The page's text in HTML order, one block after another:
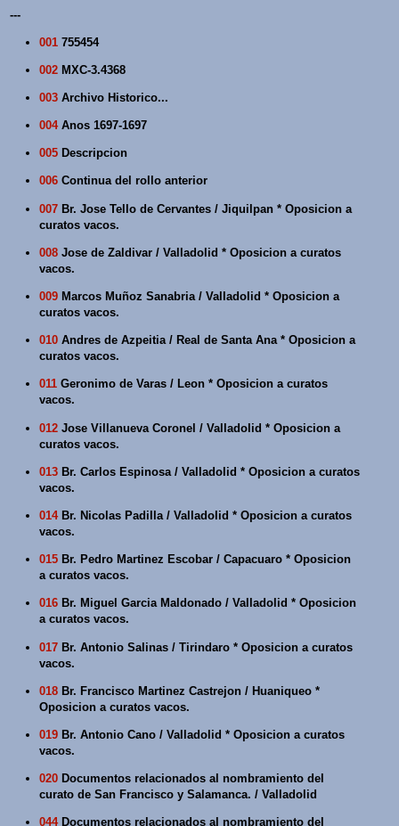
---
001 755454
002 MXC-3.4368
003 Archivo Historico...
004Anos 1697-1697
005 Descripcion
006 Continua del rollo anterior
007 Br. Jose Tello de Cervantes / Jiquilpan * Oposicion a
curatos vacos.
008 Jose de Zaldivar / Valladolid * Oposicion a curatos
vacos.
009 Marcos Muñoz Sanabria / Valladolid * Oposicion a
curatos vacos.
010 Andres de Azpeitia / Real de Santa Ana * Oposicion a
curatos vacos.
011 Geronimo de Varas / Leon * Oposicion a curatos
vacos.
012 Jose Villanueva Coronel / Valladolid * Oposicion a
curatos vacos.
013 Br. Carlos Espinosa / Valladolid * Oposicion a curatos
vacos.
014Br. Nicolas Padilla / Valladolid * Oposicion a curatos
vacos.
015 Br. Pedro Martinez Escobar / Capacuaro * Oposicion
a curatos vacos.
016 Br. Miguel Garcia Maldonado / Valladolid * Oposicion
a curatos vacos.
017 Br. Antonio Salinas / Tirindaro * Oposicion a curatos
vacos.
018 Br. Francisco Martinez Castrejon / Huaniqueo *
Oposicion a curatos vacos.
019 Br. Antonio Cano / Valladolid * Oposicion a curatos
vacos.
020 Documentos relacionados al nombramiento del
curato de San Francisco y Salamanca. / Valladolid
044Documentos relacionados al nombramiento del